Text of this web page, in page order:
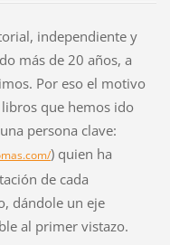
independiente y
más de 20 años, a
Por eso el motivo
que hemos ido
persona clave:
) quien ha
de cada
dándole un eje
al primer vistazo.